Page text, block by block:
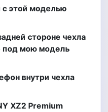
этой моделью
стороне чехла
под мою модель
внутри чехла
XZ2 Premium